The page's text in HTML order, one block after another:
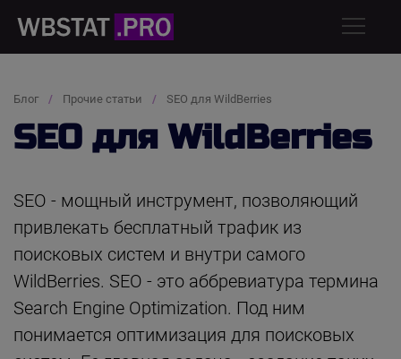
Блог Прочие статьи SEO для WildBerries
SEO для WildBerries
SEO - мощный инструмент, позволяющий
привлекать бесплатный трафик из
поисковых систем и внутри самого
WildBerries. SEO - это аббревиатура термина
Search Engine Optimization. Под ним
понимается оптимизация для поисковых